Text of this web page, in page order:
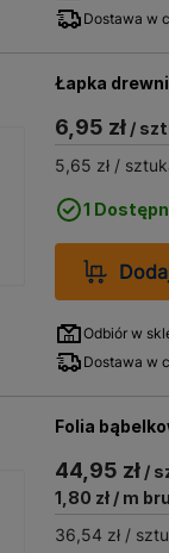
Dostawa w
Łapka
6,95 zł /
5,65 zł /
1
Odbiór w
Dostawa w
Folia
44,95 zł /
1,80 zł / m
36,54 zł /